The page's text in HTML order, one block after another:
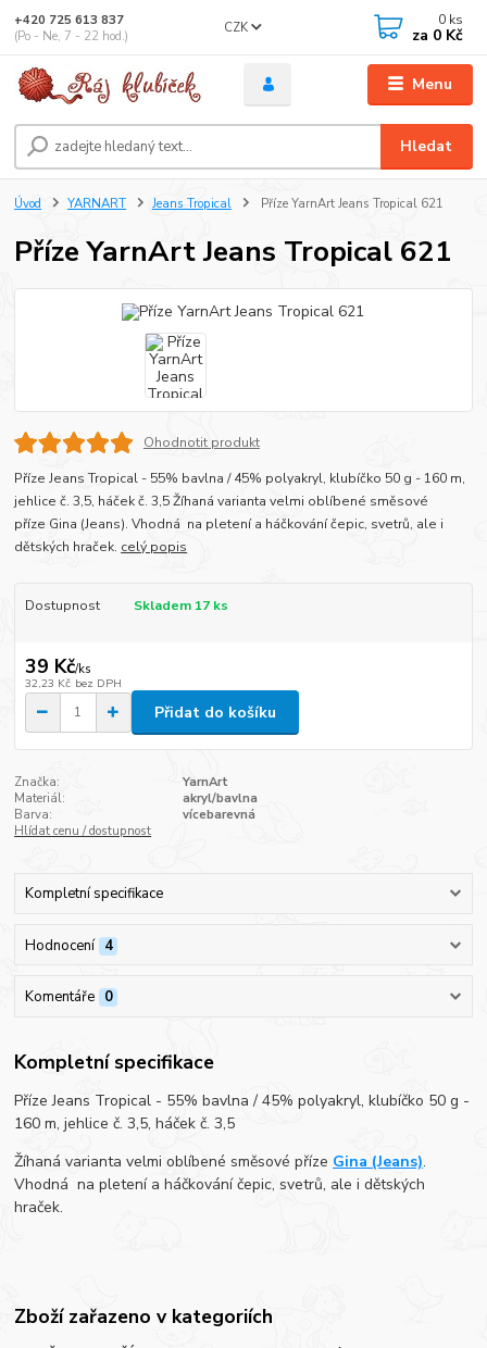
Menu
CZK
Hledat
+420 725 613 837
(Po - Ne, 7 - 22 hod.)
0 ks
za 0 Kč
Úvod YARNART Jeans Tropical Příze YarnArt Jeans Tropical 621
Příze YarnArt Jeans Tropical 621
Ohodnotit produkt
Příze Jeans Tropical - 55% bavlna / 45% polyakryl, klubíčko 50 g - 160 m,
jehlice č. 3,5, háček č. 3,5 Žíhaná varianta velmi oblíbené směsové
příze Gina (Jeans). Vhodná na pletení a háčkování čepic, svetrů, ale i
dětských hraček. celý popis
Dostupnost Skladem 17 ks
39 Kč/ks
32,23 Kč bez DPH
Přidat do košíku
Značka:
YarnArt
Materiál:
akryl/bavlna
Barva:
vícebarevná
Hlídat cenu / dostupnost
Kompletní specifikace
Hodnocení 4
Komentáře 0
Kompletní specifikace
Příze Jeans Tropical - 55% bavlna / 45% polyakryl, klubíčko 50 g -
160 m, jehlice č. 3,5, háček č. 3,5
Žíhaná varianta velmi oblíbené směsové příze Gina (Jeans).
Vhodná na pletení a háčkování čepic, svetrů, ale i dětských
hraček.
Zboží zařazeno v kategoriích